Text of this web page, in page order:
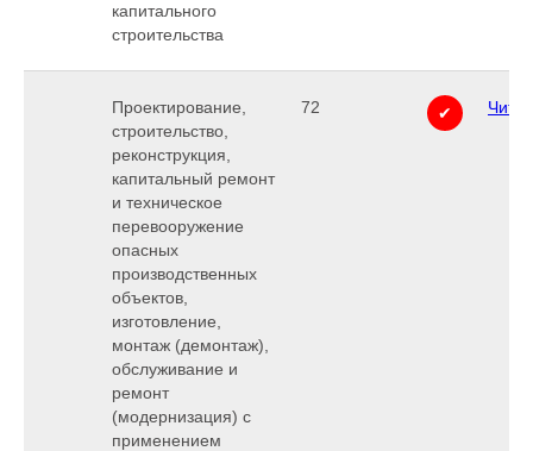
капитального
строительства
Проектирование,
строительство,
реконструкция,
капитальный ремонт
и техническое
перевооружение
опасных
производственных
объектов,
изготовление,
монтаж (демонтаж),
обслуживание и
ремонт
(модернизация) с
применением
72 ✔